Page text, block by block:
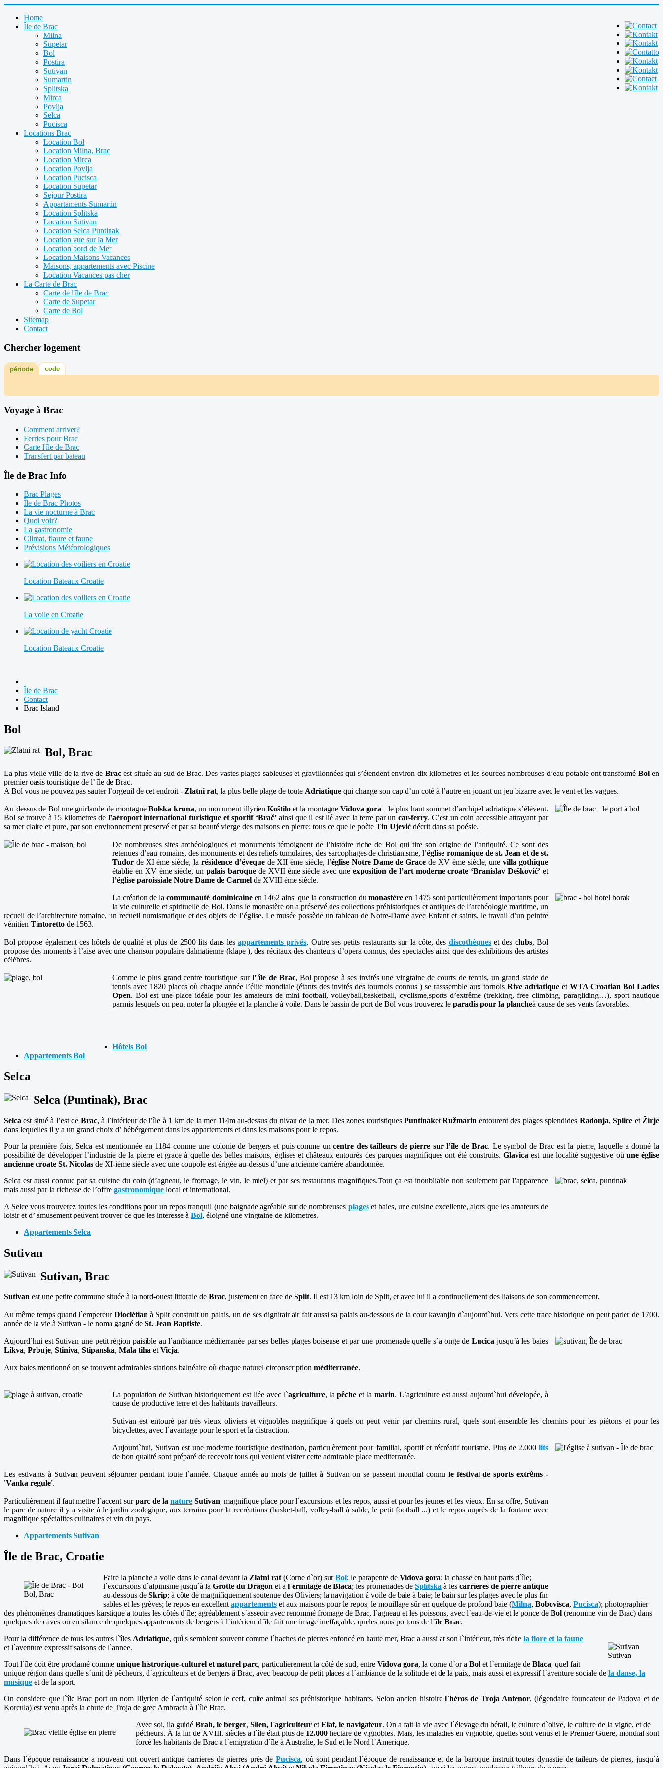
Home
Île de Brac
Milna
Supetar
Bol
Postira
Sutivan
Sumartin
Splitska
Mirca
Povlja
Selca
Pucisca
Locations Brac
Location Bol
Location Milna, Brac
Location Mirca
Location Povlja
Location Pucisca
Location Supetar
Sejour Postira
Appartaments Sumartin
Location Splitska
Location Sutivan
Location Selca Puntinak
Location vue sur la Mer
Location bord de Mer
Location Maisons Vacances
Maisons, appartements avec Piscine
Location Vacances pas cher
La Carte de Brac
Carte de l'île de Brac
Carte de Supetar
Carte de Bol
Sitemap
Contact
Chercher logement
période code
Voyage à Brac
Comment arriver?
Ferries pour Brac
Carte l'île de Brac
Transfert par bateau
Île de Brac Info
Brac Plages
Île de Brac Photos
La vie nocturne à Brac
Quoi voir?
La gastronomie
Climat, flaure et faune
Prévisions Météorologiques
Location Bateaux Croatie
La voile en Croatie
Location Bateaux Croatie
Île de Brac
Contact
Brac Island
Bol
Bol, Brac
La plus vielle ville de la rive de Bracest située au sud de Brac. Des vastes plages sableuses et gravillonnées qui s’étendent environ dix kilometres et les sources nombreuses d’eau potable ont transformé Bolen
premier oasis touristique de l’ île de Brac.
A Bol vous ne pouvez pas sauter l’orgeuil de cet endroit - Zlatni rat, la plus belle plage de toute Adriatique qui change son cap d’un coté à l’autre en jouant un jeu bizarre avec le vent et les vagues.
Au-dessus de Bol une guirlande de montagneBolska kruna, un monument illyrien Koštiloet la montagneVidova gora - le plus haut sommet d’archipel adriatique s’élèvent.
Bol se trouve à 15 kilometres de l’aéroport international turistique et sportif ‘Brač’ainsi que il est lié avec la terre par un car-ferry. C’est un coin accessible attrayant par
sa mer claire et pure, par son environnement preservé et par sa beauté vierge des maisons en pierre: tous ce que le poète Tin Ujević décrit dans sa poésie.
De nombreuses sites archéologiques et monuments témoignent de l’histoire riche de Bol qui tire son origine de l’antiquité. Ce sont des
retenues d’eau romains, des monuments et des reliefs tumulaires, des sarcophages de christianisme, l’église romanique de st. Jean et de st.
Tudor de XI ème siècle, la résidence d’évequede XII ème siècle, l’église Notre Dame de Grace de XV ème siècle, unevilla gothique
établie en XV ème siècle, unpalais baroque de XVII éme siècle avec uneexposition de l’art moderne croate ‘Branislav Dešković’ et
l’église paroissiale Notre Dame de Carmel de XVIII ème siècle.
La création de lacommunauté dominicaineen 1462 ainsi que la construction dumonastèreen 1475 sont particulièrement importants pour
la vie culturelle et spirituelle de Bol. Dans le monastère on a préservé des collections préhistoriques et antiques de l’archéologie maritime, un
recueil de l’architecture romaine, un recueil numismatique et des objets de l’église. Le musée possède un tableau de Notre-Dame avec Enfant et saints, le travail d’un peintre
vénitien Tintoretto de 1563.
Bol propose également ces hôtels de qualité et plus de 2500 lits dans les appartements privés. Outre ses petits restaurants sur la côte, des discothèqueset des clubs, Bol
propose des moments à l’aise avec une chanson populaire dalmatienne (klape ), des récitaux des chanteurs d’opera connus, des spectacles ainsi que des exhibitions des artistes
célèbres.
Comme le plus grand centre touristique sur l’ île de Brac, Bol propose à ses invités une vingtaine de courts de tennis, un grand stade de
tennis avec 1820 places où chaque année l’élite mondiale (étants des invités des tournois connus ) se rasssemble aux tornois Rive adriatique et WTA Croatian Bol Ladies
Open. Bol est une place idéale pour les amateurs de mini football, volleyball,basketball, cyclisme,sports d’extrême (trekking, free climbing, paragliding…), sport nautique
parmis lesquels on peut noter la plongée et la planche à voile. Dans le bassin de port de Bol vous trouverez le paradis pour la plancheà cause de ses vents favorables.
Hôtels Bol
Appartements Bol
Selca
Selca (Puntinak), Brac
Selcaest situé à l’est de Brac, à l’intérieur de l’île à 1 km de la mer 114m au-dessus du nivau de la mer. Des zones touristiquesPuntinaketRužmarin entourent des plages splendides Radonja,Splice et Žirje
dans lequelles il y a un grand choix d’ hébérgement dans les appartements et dans les maisons pour le repos.
Pour la première fois, Selca est mentionnée en 1184 comme une colonie de bergers et puis comme uncentre des tailleurs de pierre sur l’île de Brac. Le symbol de Brac est la pierre, laquelle a donné la
possibilité de développer l’industrie de la pierre et grace à quelle des belles maisons, églises et châteaux entourés des parques magnifiques ont été construits.Glavicaest une localité suggestive où une église
ancienne croate St. Nicolas de XI-ième siècle avec une coupole est érigée au-dessus d’une ancienne carrière abandonnée.
Selca est aussi connue par sa cuisine du coin (d’agneau, le fromage, le vin, le miel) et par ses restaurants magnifiques.Tout ça est inoubliable non seulement par l’apparence
mais aussi par la richesse de l’offre gastronomique local et international.
A Selce vous trouverez toutes les conditions pour un repos tranquil (une baignade agréable sur de nombreuses plageset baies, une cuisine excellente, alors que les amateurs de
loisir et d’ amusement peuvent trouver ce que les interesse à Bol, éloigné une vingtaine de kilometres.
Appartements Selca
Sutivan
Sutivan, Brac
Sutivan est une petite commune située à la nord-ouest littorale de Brac, justement en face de Split. Il est 13 km loin de Split, et avec lui il a continuellement des liaisons de son commencement.
Au même temps quand l`empereur Dioclétianà Split construit un palais, un de ses dignitair air fait aussi sa palais au-dessous de la cour kavanjin d`aujourd`hui. Vers cette trace historique on peut parler de 1700.
année de la vie à Sutivan - le noma gagné de St. Jean Baptiste.
Aujourd`hui est Sutivan une petit région paisible au l`ambiance méditerranée par ses belles plages boiseuse et par une promenade quelle s`a onge deLucica jusqu`à les baies
Likva, Prbuje, Stiniva, Stipanska, Mala tiha etVicja.
Aux baies mentionné on se trouvent admirables stations balnéaire où chaque naturel circonscription méditerranée.
La population de Sutivan historiquement est liée avec l`agriculture, lapêcheet la marin. L`agriculture est aussi aujourd`hui dévelopée, à
cause de productive terre et des habitants travailleurs.
Sutivan est entouré par très vieux oliviers et vignobles magnifique à quels on peut venir par chemins rural, quels sont ensemble les chemins pour les piétons et pour les
bicyclettes, avec l`avantage pour le sport et la distraction.
Aujourd`hui, Sutivan est une moderne touristique destination, particulèrement pour familial, sportif et récréatif tourisme. Plus de 2.000 lits
de bon qualité sont préparé de recevoir tous qui veulent visiter cette admirable place mediterranée.
Les estivants à Sutivan peuvent séjourner pendant toute l`année. Chaque année au mois de juillet à Sutivan on se passent mondial connu le féstival de sports extrêms -
'Vanka regule'.
Particulièrement il faut mettre l`accent surparc de la natureSutivan, magnifique place pour l`excursions et les repos, aussi et pour les jeunes et les vieux. En sa offre, Sutivan
le parc de nature il y a visite à le jardin zoologique, aux terrains pour la recrèations (basket-ball, volley-ball à sable, le petit football ...) et le repos auprès de la fontane avec
magnifique spécialites culinaires et vin du pays.
Appartements Sutivan
Île de Brac, Croatie
Bol, Brac
Faire la planche a voile dans le canal devant la Zlatni rat (Corne d`or) surBol; le parapente de Vidova gora; la chasse en haut parts d`île;
l`excursions d`alpinisme jusqu`à la Grotte du Dragon et a l`ermitage de Blaca; les promenades de Splitska à les carrières de pierre antique
au-dessous de Skrip; à côte de magnifiquement soutenue des Oliviers; la navigation à voile de baie à baie; le bain sur les plages avec le plus fin
sables et les grèves; le repos en excellent appartements et aux maisons pour le repos, le mouillage sûr en quelque de profond baie (Milna, Bobovisca, Pucisca); photographier
des phénomènes dramatiques karstique a toutes les côtés d`île; agréablement s`asseoir avec renommé fromage de Brac, l`agneau et les poissons, avec l`eau-de-vie et le ponce de Bol (renomme vin de Brac) dans
quelques de caves ou en silance de quelques appartements de bergers à l`intérieur d`île fait une image ineffaçable, queles nous portons de l`île Brac.
Sutivan
Pour la différence de tous les autres l`îles Adriatique, quìls semblent souvent comme l`haches de pierres enfoncé en haute mer, Brac a aussi at son l`intérieur, très riche la flore et la faune
et l`aventure expressif saisons de l`annee.
Tout l`île doit être proclamé comme unique histrorique-culturel et naturel parc, particulierement la côté de sud, entre Vidova gora, la corne d`or a Bol et l`ermitage de Blaca, quel fait
unique région dans quelle s`unit dé pêcheurs, d`agriculteurs et de bergers â Brac, avec beacoup de petit places a l`ambiance de la solitude et de la paix, mais aussi et expressif l`aventure sociale de la danse, la
musique et de la sport.
On considere que l`île Brac port un nom Illyrien de l`antiquité selon le cerf, culte animal ses préhistorique habitants. Selon ancien histoirel`héros de Troja Antenor, (légendaire foundateur de Padova et de
Korcula) est venu après la chute de Troja de grec Ambracia à l`île Brac.
Avec soi, ila guidé Brah, le berger, Silen, l`agriculteur et Elaf, le navigateur. On a fait la vie avec l`élevage du bétail, le culture d`olive, le culture de la vigne, et de
pécheurs. À la fin de XVIII. siècles a l`île était plus de 12.000 hectare de vignobles. Mais, les maladies en vignoble, quelles sont venus et le Premier Guere, mondial sont
forcé les habitants de Brac a l`emigration d`île à Australie, le Sud et le Nord l`Amerique.
Dans l`époque renaissance a nouveau ont ouvert antique carrieres de pierres près de Pucisca, où sont pendant l`époque de renaissance et de la baroque instruit toutes dynastie de taileurs de pierres, jusqu`à